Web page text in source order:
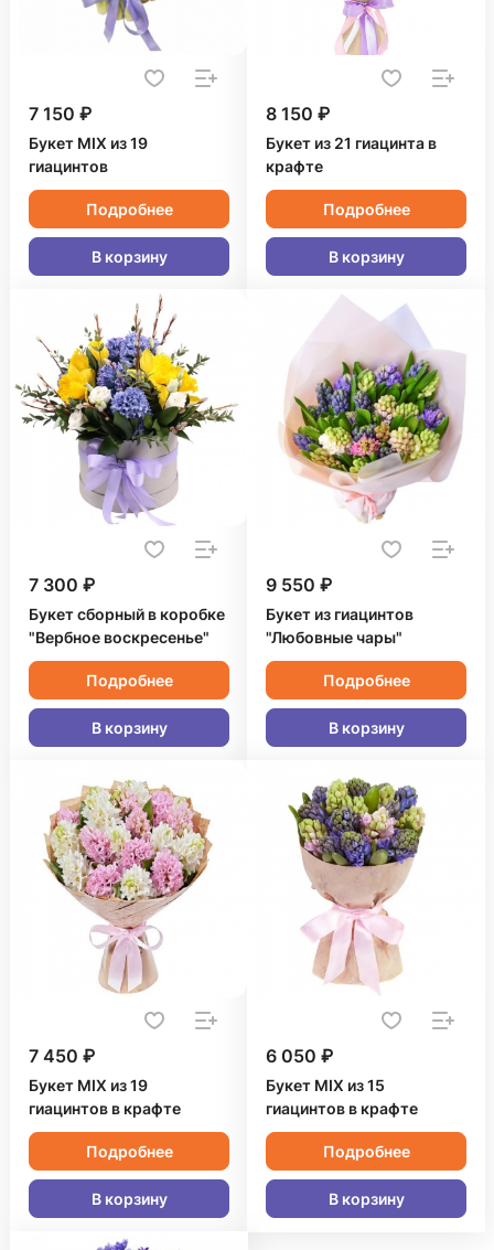
7 150 ₽
Букет MIX из 19
гиацинтов
Подробнее
В корзину
8 150 ₽
Букет из 21 гиацинта в
крафте
Подробнее
В корзину
7 300 ₽
Букет сборный в коробке
"Вербное воскресенье"
Подробнее
В корзину
9 550 ₽
Букет из гиацинтов
"Любовные чары"
Подробнее
В корзину
7 450 ₽
Букет MIX из 19
гиацинтов в крафте
Подробнее
В корзину
6 050 ₽
Букет MIX из 15
гиацинтов в крафте
Подробнее
В корзину